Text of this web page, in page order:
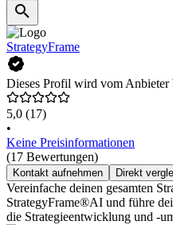
StrategyFrame
Dieses Profil wird vom Anbieter
5,0 (17)
•
Keine Preisinformationen
(17 Bewertungen)
Kontakt aufnehmen Direkt
Vereinfache deinen gesamten
StrategyFrame®AI und führe
die Strategieentwicklung und -